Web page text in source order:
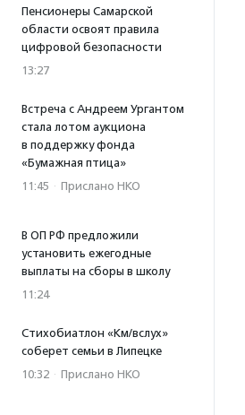
Пенсионеры Самарской
области освоят правила
цифровой безопасности
13:27
Встреча с Андреем Ургантом
стала лотом аукциона
в поддержку фонда
«Бумажная птица»
11:45 · Прислано НКО
В ОП РФ предложили
установить ежегодные
выплаты на сборы в школу
11:24
Стихобиатлон «Км/вслух»
соберет семьи в Липецке
10:32 · Прислано НКО